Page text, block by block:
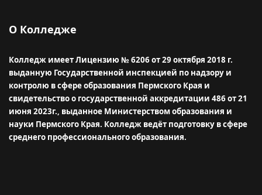
О Колледже
Колледж имеет Лицензию № 6206 от 29 октября 2018 г.
выданную Государственной инспекцией по надзору и
контролю в сфере образования Пермского Края и
свидетельство о государственной аккредитации 486 от 21
июня 2023г., выданное Министерством образования и
науки Пермского Края. Колледж ведёт подготовку в сфере
среднего профессионального образования.